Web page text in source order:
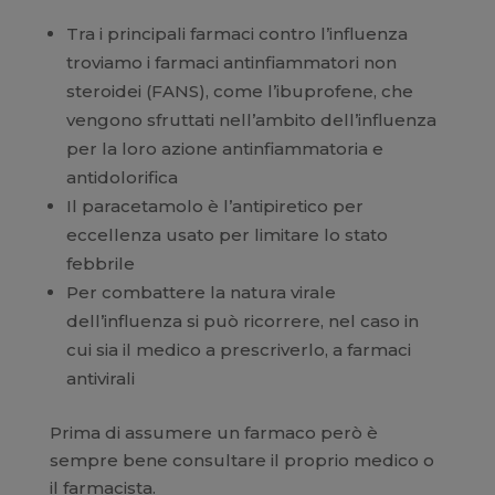
Tra i principali farmaci contro l’influenza
troviamo i farmaci antinfiammatori non
steroidei (FANS), come l’ibuprofene, che
vengono sfruttati nell’ambito dell’influenza
per la loro azione antinfiammatoria e
antidolorifica
Il paracetamolo è l’antipiretico per
eccellenza usato per limitare lo stato
febbrile
Per combattere la natura virale
dell’influenza si può ricorrere, nel caso in
cui sia il medico a prescriverlo, a farmaci
antivirali
Prima di assumere un farmaco però è
sempre bene consultare il proprio medico o
il farmacista.